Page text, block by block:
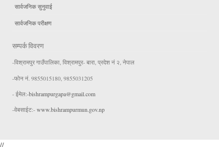
सार्वजनिक सुनुवाई
सार्वजनिक परीक्षण
सम्पर्क विवरण
-विश्रामपुर गाउँपालिका, विश्रामपुर- बारा, प्रदेश नं २, नेपाल
-फोन नं. 9855015180, 9855031205
- ईमेल:-bishrampurgapa@gmail.com
-वेबसाईट:-www.bishrampurmun.gov.np
//